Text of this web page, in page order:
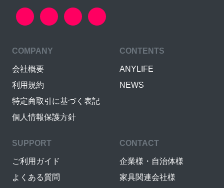
COMPANY
会社概要
利用規約
特定商取引に基づく表記
個人情報保護方針
CONTENTS
ANYLIFE
NEWS
SUPPORT
ご利用ガイド
よくある質問
CONTACT
企業様・自治体様
家具関連会社様